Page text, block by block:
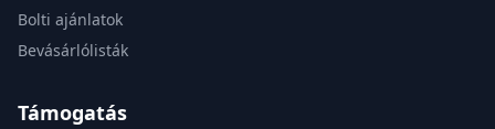
Bolti ajánlatok
Bevásárlólisták
Támogatás